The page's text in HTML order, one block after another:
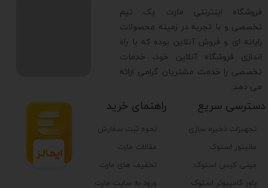
تجهیزات ذخیره سازی
مانیتور استوک
مینی کیس استوک
پاور کامپیوتر استوک
دسترسی سریع راهنمای خرید
نحوه ثبت سفارش
مقالات مارت
تخفیف های مارت
ورود به سایت مارت
​فروشگاه اینترنتی مارت یک تیم
تخصصی و با تجربه در زمینه محصولات
رایانه ای و فروش آنلاین بوده که با راه
اندازی فروشگاه آنلاین خود، خدمات
تخصصی را خدمت مشتریان گرامی ارائه
می دهد.